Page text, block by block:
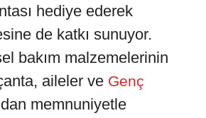
hediye ederek
de katkı sunuyor.
bakım malzemelerinin
aileler ve Genç
memnuniyetle